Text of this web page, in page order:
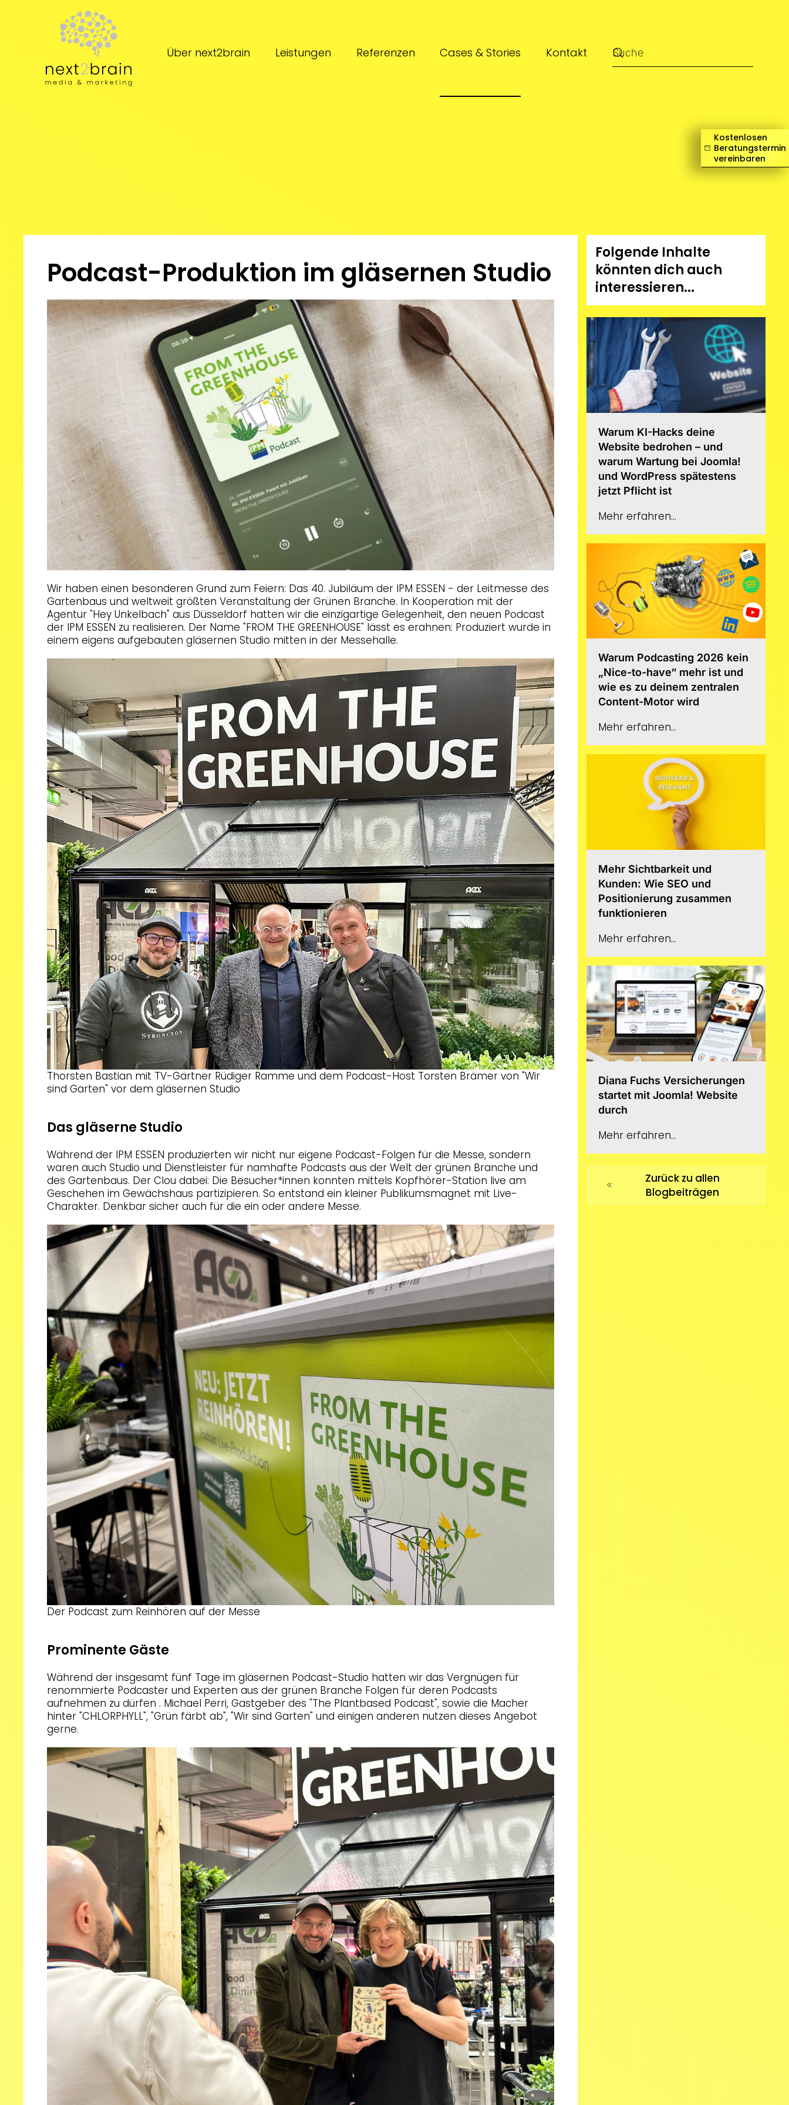
Zum Hauptinhalt springen
Über next2brain Leistungen Referenzen Cases & Stories Kontakt
Podcast-Produktion im gläsernen Studio
Wir haben einen besonderen Grund zum Feiern: Das 40. Jubiläum der IPM ESSEN - der Leitmesse des
Gartenbaus und weltweit größten Veranstaltung der Grünen Branche. In Kooperation mit der
Agentur "Hey Unkelbach" aus Düsseldorf hatten wir die einzigartige Gelegenheit, den neuen Podcast
der IPM ESSEN zu realisieren. Der Name "FROM THE GREENHOUSE" lässt es erahnen: Produziert wurde in
einem eigens aufgebauten gläsernen Studio mitten in der Messehalle.
Thorsten Bastian mit TV-Gärtner Rüdiger Ramme und dem Podcast-Host Torsten Brämer von "Wir
sind Garten" vor dem gläsernen Studio
Das gläserne Studio
Während der IPM ESSEN produzierten wir nicht nur eigene Podcast-Folgen für die Messe, sondern
waren auch Studio und Dienstleister für namhafte Podcasts aus der Welt der grünen Branche und
des Gartenbaus. Der Clou dabei: Die Besucher*innen konnten mittels Kopfhörer-Station live am
Geschehen im Gewächshaus partizipieren. So entstand ein kleiner Publikumsmagnet mit Live-
Charakter. Denkbar sicher auch für die ein oder andere Messe.
Der Podcast zum Reinhören auf der Messe
Prominente Gäste
Während der insgesamt fünf Tage im gläsernen Podcast-Studio hatten wir das Vergnügen für
renommierte Podcaster und Experten aus der grünen Branche Folgen für deren Podcasts
aufnehmen zu dürfen . Michael Perri, Gastgeber des "The Plantbased Podcast", sowie die Macher
hinter "CHLORPHYLL", "Grün färbt ab", "Wir sind Garten" und einigen anderen nutzen dieses Angebot
gerne.
Folgende Inhalte
könnten dich auch
interessieren...
Warum KI-Hacks deine
Website bedrohen – und
warum Wartung bei Joomla!
und WordPress spätestens
jetzt Pflicht ist
Mehr erfahren...
Warum Podcasting 2026 kein
„Nice-to-have“ mehr ist und
wie es zu deinem zentralen
Content-Motor wird
Mehr erfahren...
Mehr Sichtbarkeit und
Kunden: Wie SEO und
Positionierung zusammen
funktionieren
Mehr erfahren...
Diana Fuchs Versicherungen
startet mit Joomla! Website
durch
Mehr erfahren...
Zurück zu allen
Blogbeiträgen
Kostenlosen
Beratungstermin
vereinbaren